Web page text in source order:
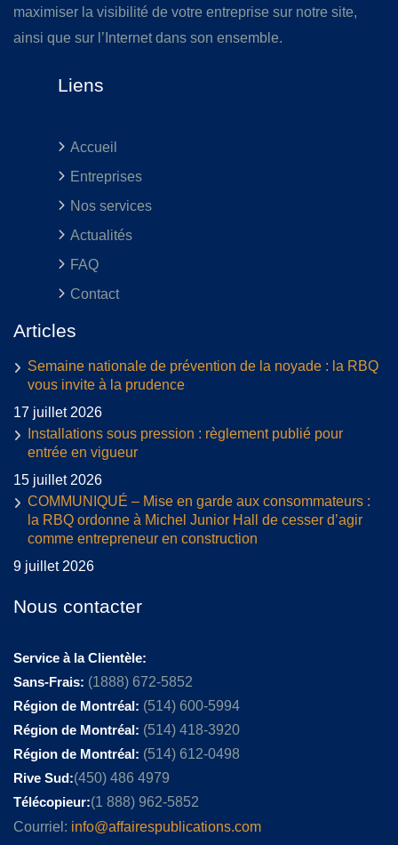
maximiser la visibilité de votre entreprise sur notre site,
ainsi que sur l’Internet dans son ensemble.
Liens
Accueil
Entreprises
Nos services
Actualités
FAQ
Contact
Articles
Semaine nationale de prévention de la noyade : la RBQ
vous invite à la prudence
17 juillet 2026
Installations sous pression : règlement publié pour
entrée en vigueur
15 juillet 2026
COMMUNIQUÉ – Mise en garde aux consommateurs :
la RBQ ordonne à Michel Junior Hall de cesser d’agir
comme entrepreneur en construction
9 juillet 2026
Nous contacter
Service à la Clientèle:
Sans-Frais: (1888) 672-5852
Région de Montréal: (514) 600-5994
Région de Montréal: (514) 418-3920
Région de Montréal: (514) 612-0498
Rive Sud:(450) 486 4979
Télécopieur:(1 888) 962-5852
Courriel: info@affairespublications.com